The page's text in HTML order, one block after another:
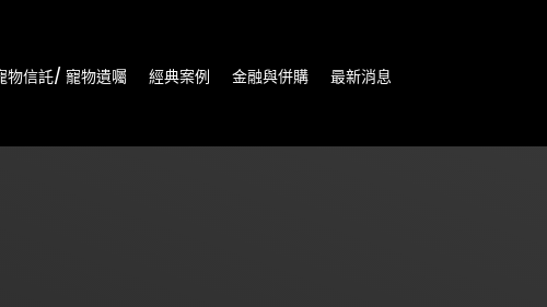
物信託/ 寵物遺囑 經典案例 金融與併購 最新消息